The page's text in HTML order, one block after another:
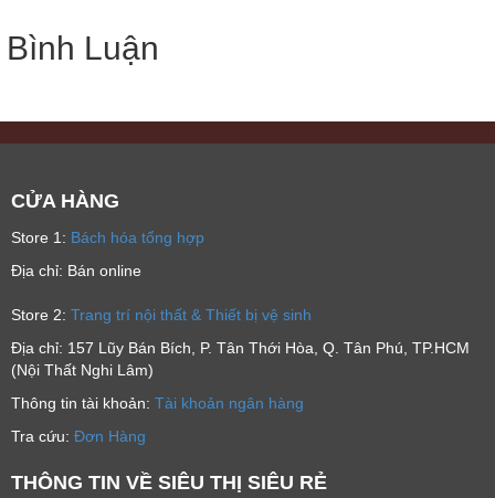
Bình Luận
CỬA HÀNG
Store 1: Bách hóa tổng hợp
Địa chỉ: Bán online
Store 2: Trang trí nội thất & Thiết bị vệ sinh
Địa chỉ: 157 Lũy Bán Bích, P. Tân Thới Hòa, Q. Tân Phú, TP.HCM
(Nội Thất Nghi Lâm)
Thông tin tài khoản: Tài khoản ngân hàng
Tra cứu: Đơn Hàng
THÔNG TIN VỀ SIÊU THỊ SIÊU RẺ